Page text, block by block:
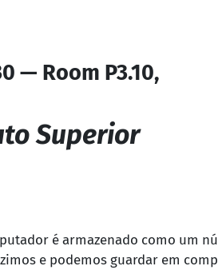
— Room P3.10,
Superior
é armazenado como um
e podemos guardar em